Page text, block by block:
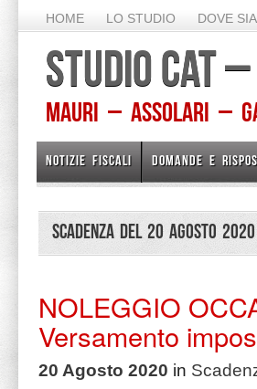
HOME LO STUDIO DOVE
STUDIO CAT
Mauri – Assolari –
NOTIZIE FISCALI DOMANDE E
Scadenza del 20 Agosto 2020
NOLEGGIO
Versamento
20 Agosto 2020 in